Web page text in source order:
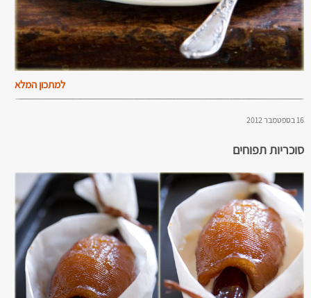
למתכון המלא
16 בספטמבר 2012
סוכריות תפוחים